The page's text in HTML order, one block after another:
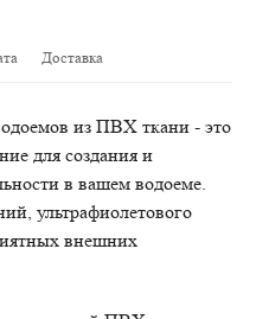
Доставка
из ПВХ ткани - это
для создания и
в вашем водоеме.
ультрафиолетового
внешних